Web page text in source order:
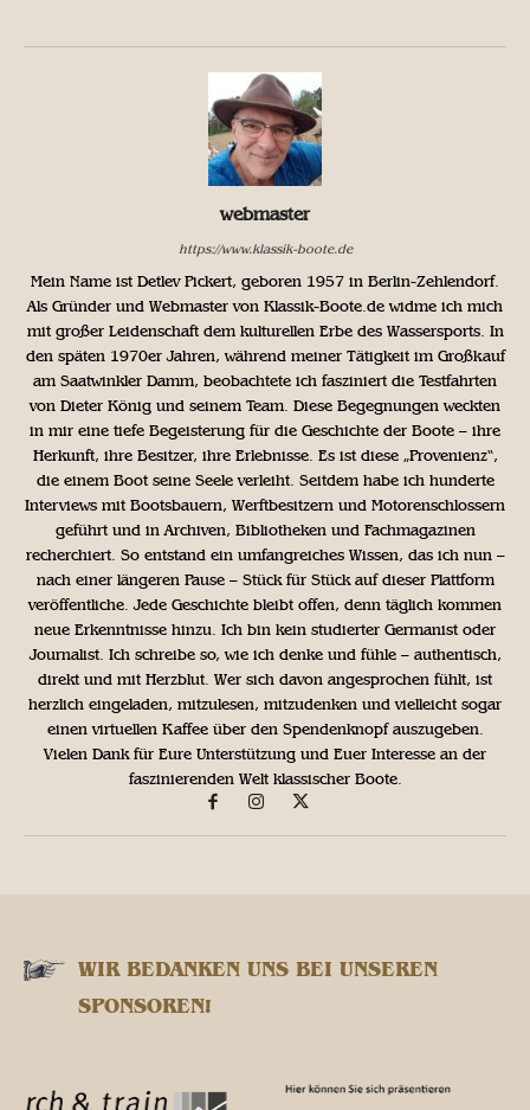
webmaster
https://www.klassik-boote.de
Mein Name ist Detlev Pickert, geboren 1957 in Berlin-Zehlendorf.
Als Gründer und Webmaster von Klassik-Boote.de widme ich mich
mit großer Leidenschaft dem kulturellen Erbe des Wassersports. In
den späten 1970er Jahren, während meiner Tätigkeit im Großkauf
am Saatwinkler Damm, beobachtete ich fasziniert die Testfahrten
von Dieter König und seinem Team. Diese Begegnungen weckten
in mir eine tiefe Begeisterung für die Geschichte der Boote – ihre
Herkunft, ihre Besitzer, ihre Erlebnisse. Es ist diese „Provenienz“,
die einem Boot seine Seele verleiht. Seitdem habe ich hunderte
Interviews mit Bootsbauern, Werftbesitzern und Motorenschlossern
geführt und in Archiven, Bibliotheken und Fachmagazinen
recherchiert. So entstand ein umfangreiches Wissen, das ich nun –
nach einer längeren Pause – Stück für Stück auf dieser Plattform
veröffentliche. Jede Geschichte bleibt offen, denn täglich kommen
neue Erkenntnisse hinzu. Ich bin kein studierter Germanist oder
Journalist. Ich schreibe so, wie ich denke und fühle – authentisch,
direkt und mit Herzblut. Wer sich davon angesprochen fühlt, ist
herzlich eingeladen, mitzulesen, mitzudenken und vielleicht sogar
einen virtuellen Kaffee über den Spendenknopf auszugeben.
Vielen Dank für Eure Unterstützung und Euer Interesse an der
faszinierenden Welt klassischer Boote.
WIR BEDANKEN UNS BEI UNSEREN
SPONSOREN!